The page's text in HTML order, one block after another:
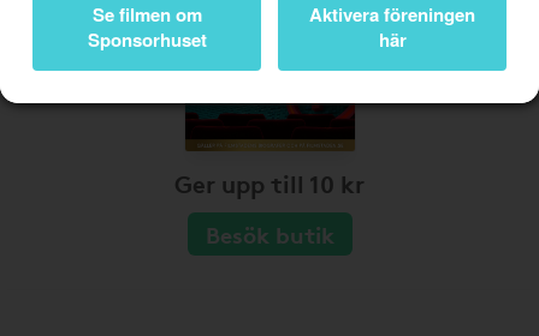
Se filmen om
Sponsorhuset
Aktivera föreningen
här
Ger upp till 10 kr
Besök butik